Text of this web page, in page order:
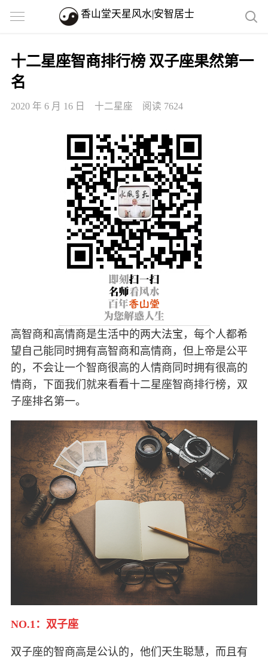
香山堂天星风水|安智居士
十二星座智商排行榜 双子座果然第一
名
2020 年 6 月 16 日 十二星座 阅读 7624
高智商和高情商是生活中的两大法宝，每个人都希
望自己能同时拥有高智商和高情商，但上帝是公平
的，不会让一个智商很高的人情商同时拥有很高的
情商，下面我们就来看看十二星座智商排行榜，双
子座排名第一。
NO.1：双子座
双子座的智商高是公认的，他们天生聪慧，而且有